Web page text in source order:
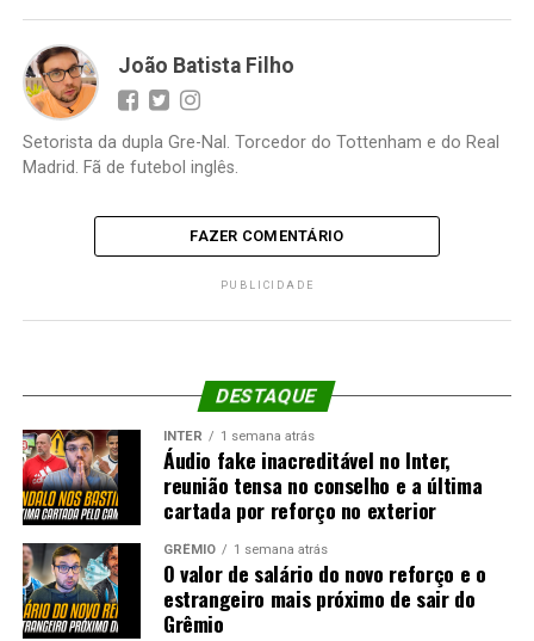
João Batista Filho
Setorista da dupla Gre-Nal. Torcedor do Tottenham e do Real
Madrid. Fã de futebol inglês.
FAZER COMENTÁRIO
PUBLICIDADE
DESTAQUE
INTER 1 semana atrás
Áudio fake inacreditável no Inter,
reunião tensa no conselho e a última
cartada por reforço no exterior
GRÊMIO 1 semana atrás
O valor de salário do novo reforço e o
estrangeiro mais próximo de sair do
Grêmio